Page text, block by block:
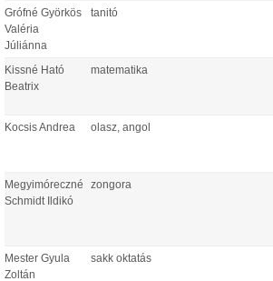
Grófné Györkös
Valéria
Júliánna
tanitó
Kissné Ható
Beatrix
matematika
Kocsis Andrea olasz, angol
Megyimóreczné
Schmidt Ildikó
zongora
Mester Gyula
Zoltán
sakk oktatás